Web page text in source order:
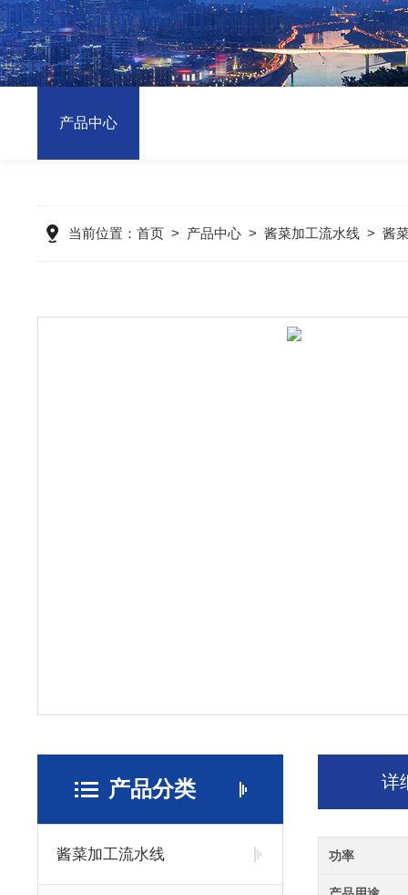
产品中心
当前位置： 首页> 产品中心> 酱菜加工流水线> 酱
产品分类
酱菜加工流水线
详
功率